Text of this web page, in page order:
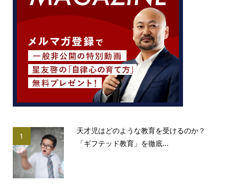
1
天才児はどのような教育を受けるのか？
「ギフテッド教育」を徹底...